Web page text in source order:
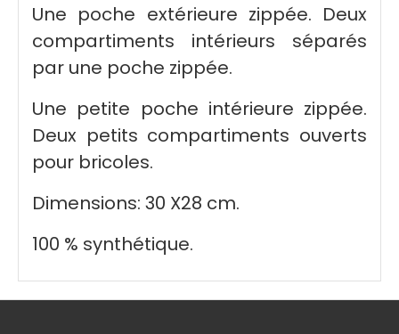
Une poche extérieure zippée. Deux
compartiments intérieurs séparés
par une poche zippée.
Une petite poche intérieure zippée.
Deux petits compartiments ouverts
pour bricoles.
Dimensions: 30 X28 cm.
100 % synthétique.